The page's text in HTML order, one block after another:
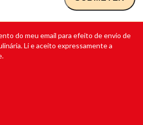
do meu email para efeito de envio de
Li e aceito expressamente a